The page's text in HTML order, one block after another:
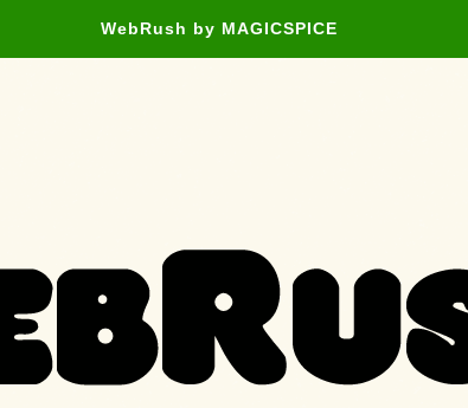
WebRush by MAGICSPICE